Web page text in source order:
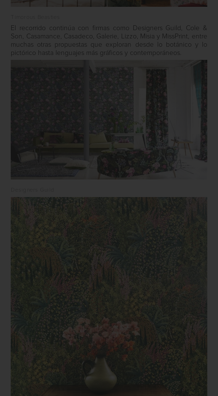
El recorrido continúa con firmas como Designers Guild, Cole &
Son, Casamance, Casadeco, Galerie, Lizzo, Misia y MissPrint, entre
muchas otras propuestas que exploran desde lo botánico y lo
pictórico hasta lenguajes más gráficos y contemporáneos.